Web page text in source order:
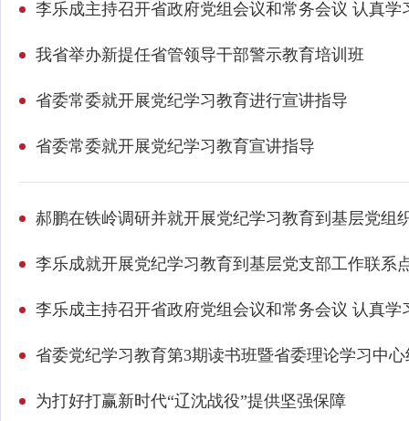
我省举办新提任省管领导干部警示教育培训班
省委常委就开展党纪学习教育进行宣讲指导
省委常委就开展党纪学习教育宣讲指导
省委党纪学习教育第3期读书班暨省委理论学习中
为打好打赢新时代“辽沈战役”提供坚强保障